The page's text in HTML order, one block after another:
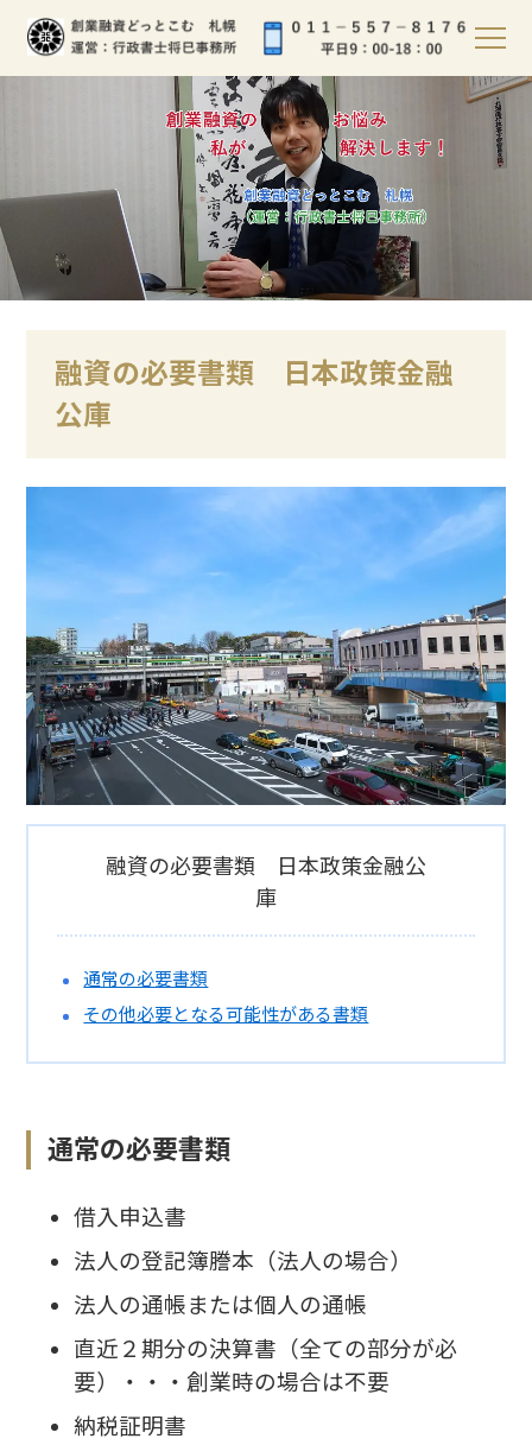
融資の必要書類 日本政策金融
公庫
融資の必要書類 日本政策金融公
庫
通常の必要書類
その他必要となる可能性がある書類
通常の必要書類
借入申込書
法人の登記簿謄本（法人の場合）
法人の通帳または個人の通帳
直近２期分の決算書（全ての部分が必
要）・・・創業時の場合は不要
納税証明書